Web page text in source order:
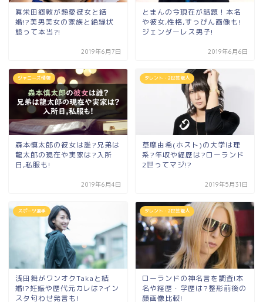
眞栄田郷敦が熱愛彼女と結
婚!?美男美女の家族と絶縁状
態って本当?!
2019年6月7日
とまんの今現在が話題！本名
や彼女,性格,すっぴん画像も!
ジェンダーレス男子!
2019年6月6日
ジャニーズ情報
森本慎太郎の彼女は誰?兄弟は
龍太郎の現在や実家は?入所
日,私服も!
2019年6月4日
タレント・2世芸能人
草摩由希(ホスト)の大学は理
系?年収や経歴は?ローランド
2世ってマジ!?
2019年5月31日
スポーツ選手
浅田舞がワンオクTakaと結
婚!?妊娠や歴代元カレは?イン
スタ匂わせ発言も!
タレント・2世芸能人
ローランドの神名言を調査!本
名や経歴・学歴は?整形前後の
顔画像比較!